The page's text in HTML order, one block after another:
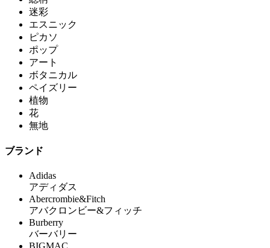
迷彩
エスニック
ピカソ
ポップ
アート
ボタニカル
ペイズリー
植物
花
無地
ブランド
Adidas
アディダス
Abercrombie&Fitch
アバクロンビー&フィッチ
Burberry
バーバリー